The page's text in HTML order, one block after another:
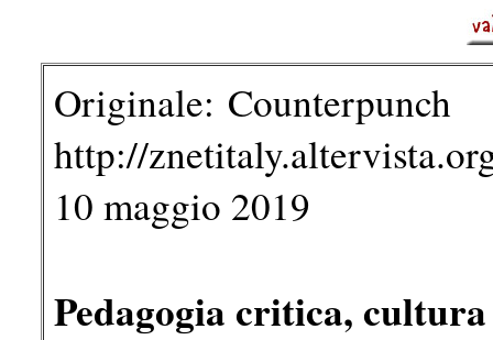
Originale: Counterpunch
http://
10 maggio 2019
Pedagogia critica,